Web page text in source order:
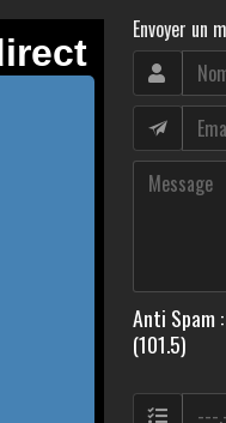
Envoyer un
Anti Spam
(101.5)